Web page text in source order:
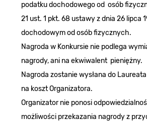
podatku dochodowego od osób
21 ust. 1 pkt. 68 ustawy z dnia 26 lipca
dochodowym od osób fizycznych.
Nagroda w Konkursie nie podlega
nagrody, ani na ekwiwalent pieniężny.
Nagroda zostanie wysłana do
na koszt Organizatora.
Organizator nie ponosi
możliwości przekazania nagrody z